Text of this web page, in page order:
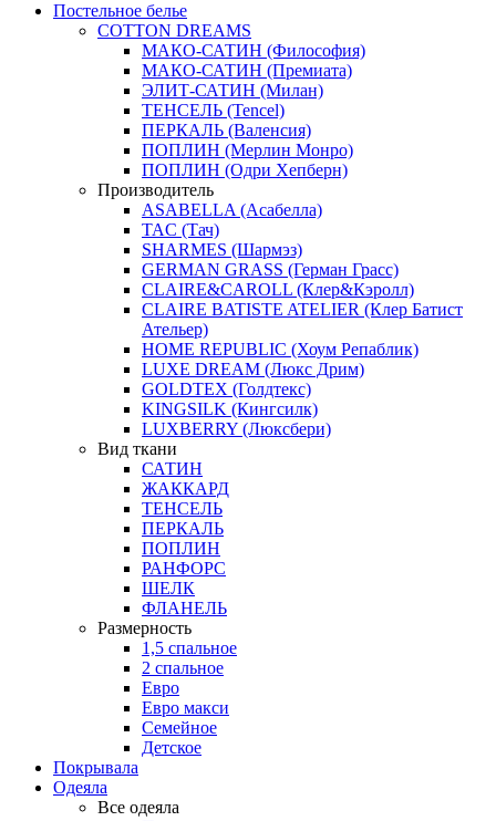
Постельное белье
COTTON DREAMS
МАКО-САТИН (Философия)
МАКО-САТИН (Премиата)
ЭЛИТ-САТИН (Милан)
ТЕНСЕЛЬ (Tencel)
ПЕРКАЛЬ (Валенсия)
ПОПЛИН (Мерлин Монро)
ПОПЛИН (Одри Хепберн)
Производитель
ASABELLA (Асабелла)
TAC (Тач)
SHARMES (Шармэз)
GERMAN GRASS (Герман Грасс)
CLAIRE&CAROLL (Клер&Кэролл)
CLAIRE BATISTE ATELIER (Клер Батист
Ательер)
HOME REPUBLIC (Хоум Репаблик)
LUXE DREAM (Люкс Дрим)
GOLDTEX (Голдтекс)
KINGSILK (Кингсилк)
LUXBERRY (Люксбери)
Вид ткани
САТИН
ЖАККАРД
ТЕНСЕЛЬ
ПЕРКАЛЬ
ПОПЛИН
РАНФОРС
ШЕЛК
ФЛАНЕЛЬ
Размерность
1,5 спальное
2 спальное
Евро
Евро макси
Семейное
Детское
Покрывала
Одеяла
Все одеяла